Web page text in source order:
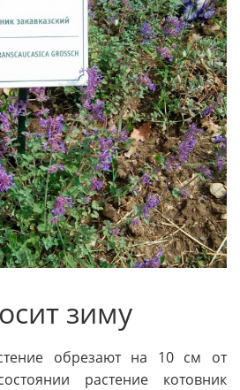
зиму
обрезают на 10 см от
растение котовник